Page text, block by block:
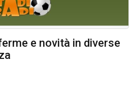
e novità in diverse